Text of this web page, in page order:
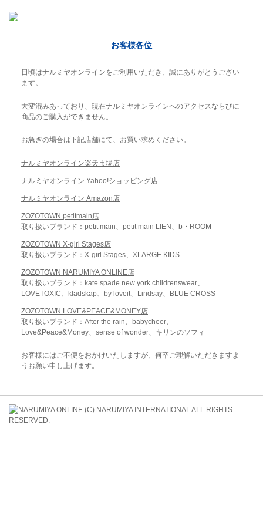
お客様各位
日頃はナルミヤオンラインをご利用いただき、誠にありがとうござい
ます。
大変混みあっており、現在ナルミヤオンラインへのアクセスならびに
商品のご購入ができません。
お急ぎの場合は下記店舗にて、お買い求めください。
ナルミヤオンライン楽天市場店
ナルミヤオンライン Yahoo!ショッピング店
ナルミヤオンライン Amazon店
ZOZOTOWN petitmain店
取り扱いブランド：petit main、petit main LIEN、b・ROOM
ZOZOTOWN X-girl Stages店
取り扱いブランド：X-girl Stages、XLARGE KIDS
ZOZOTOWN NARUMIYA ONLINE店
取り扱いブランド：kate spade new york childrenswear、
LOVETOXIC、kladskap、by loveit、Lindsay、BLUE CROSS
ZOZOTOWN LOVE&PEACE&MONEY店
取り扱いブランド：After the rain、babycheer、
Love&Peace&Money、sense of wonder、キリンのソフィ
お客様にはご不便をおかけいたしますが、何卒ご理解いただきますよ
うお願い申し上げます。